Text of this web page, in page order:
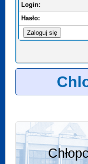
Login:
Hasło: